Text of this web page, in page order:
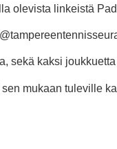
olevista linkeistä
sekä kaksi
mukaan tuleville